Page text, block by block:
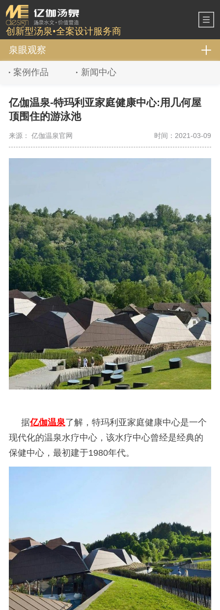
创新型汤泉•全案设计服务商
泉眼观察
案例作品 新闻中心
亿伽温泉-特玛利亚家庭健康中心:用几何屋
顶围住的游泳池
来源： 亿伽温泉官网 时间：2021-03-09
据亿伽温泉了解，特玛利亚家庭健康中心是一个
现代化的温泉水疗中心，该水疗中心曾经是经典的
保健中心，最初建于1980年代。